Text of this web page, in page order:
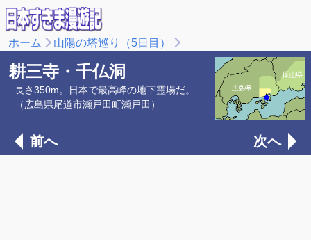
ホーム 山陽の塔巡り（5日目）
耕三寺・千仏洞
長さ350m。日本で最高峰の地下霊場だ。
（広島県尾道市瀬戸田町瀬戸田）
前へ 次へ